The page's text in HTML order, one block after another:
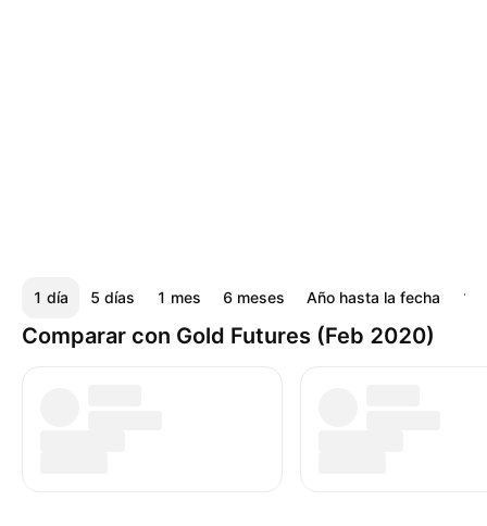
1 día 5 días 1 mes 6 meses Año hasta la fecha 1
Comparar con Gold Futures (Feb 2020)